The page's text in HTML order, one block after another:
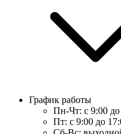
График работы
Пн-Чт: с 9:00
Пт: с 9:00 до